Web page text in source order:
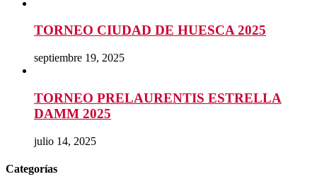
TORNEO CIUDAD DE HUESCA 2025
septiembre 19, 2025
TORNEO PRELAURENTIS ESTRELLA
DAMM 2025
julio 14, 2025
Categorías